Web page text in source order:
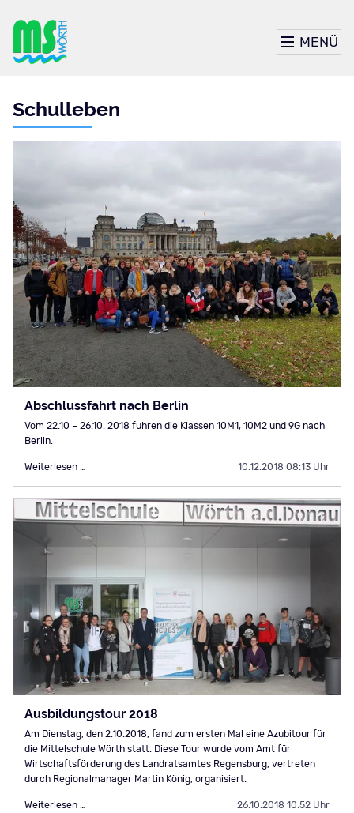
MENÜ
Schulleben
10.12.2018 08:13 Uhr
Abschlussfahrt nach Berlin
Vom 22.10 – 26.10. 2018 fuhren die Klassen 10M1, 10M2 und 9G nach
Berlin.
Weiterlesen …
Berlin
26.10.2018 10:52 Uhr
Ausbildungstour 2018
Am Dienstag, den 2.10.2018, fand zum ersten Mal eine Azubitour für
die Mittelschule Wörth statt. Diese Tour wurde vom Amt für
Wirtschaftsförderung des Landratsamtes Regensburg, vertreten
durch Regionalmanager Martin König, organisiert.
Weiterlesen …